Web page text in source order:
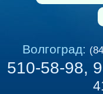
Волгоград:
510-58-98,